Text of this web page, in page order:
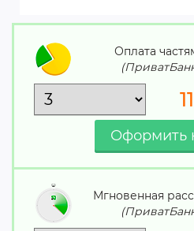
Оплата
Мгновенная